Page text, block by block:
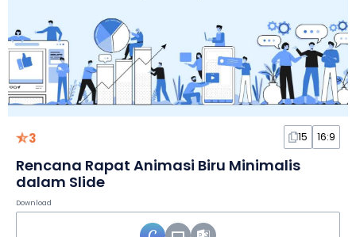
3 15 16:9
Rencana Rapat Animasi Biru Minimalis
dalam Slide
Download